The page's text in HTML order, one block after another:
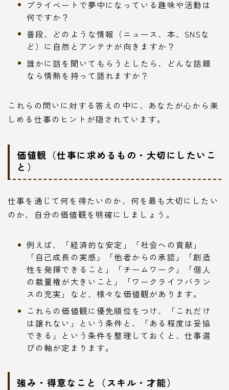
プライベートで夢中になっている趣味や活動は
何ですか？
普段、どのような情報（ニュース、本、SNSな
ど）に自然とアンテナが向きますか？
誰かに話を聞いてもらうとしたら、どんな話題
なら情熱を持って語れますか？
これらの問いに対する答えの中に、あなたが心から楽
しめる仕事のヒントが隠されています。
価値観（仕事に求めるもの・大切にしたいこ
と）
仕事を通じて何を得たいのか、何を最も大切にしたい
のか、自分の価値観を明確にしましょう。
例えば、「経済的な安定」「社会への貢献」
「自己成長の実感」「他者からの承認」「創造
性を発揮できること」「チームワーク」「個人
の裁量権が大きいこと」「ワークライフバラン
スの充実」など、様々な価値観があります。
これらの価値観に優先順位をつけ、「これだけ
は譲れない」という条件と、「ある程度は妥協
できる」という条件を整理しておくと、仕事選
びの軸が定まります。
強み・得意なこと（スキル・才能）